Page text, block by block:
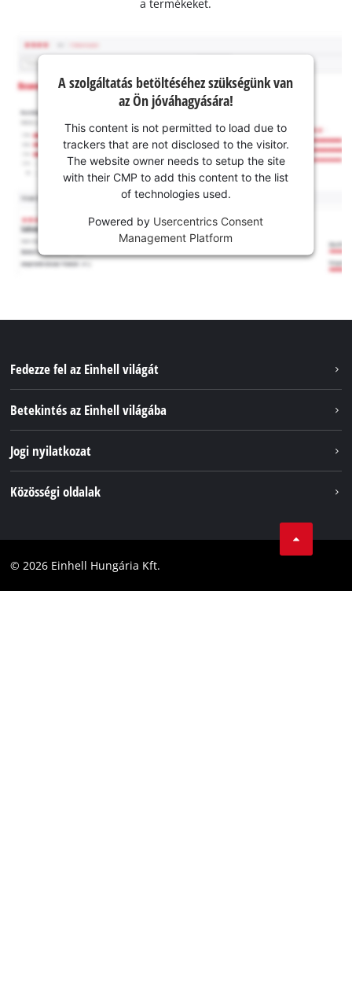
a termékeket.
A szolgáltatás betöltéséhez szükségünk van
az Ön jóváhagyására!
This content is not permitted to load due to
trackers that are not disclosed to the visitor.
The website owner needs to setup the site
with their CMP to add this content to the list
of technologies used.
Powered by Usercentrics Consent
Management Platform
Fedezze fel az Einhell világát
Betekintés az Einhell világába
Az Einhell világszerte
Jogi nyilatkozat
Akadálymentesítési Nyilatkozat
Közösségi oldalak
Facebook
© 2026 Einhell Hungária Kft.